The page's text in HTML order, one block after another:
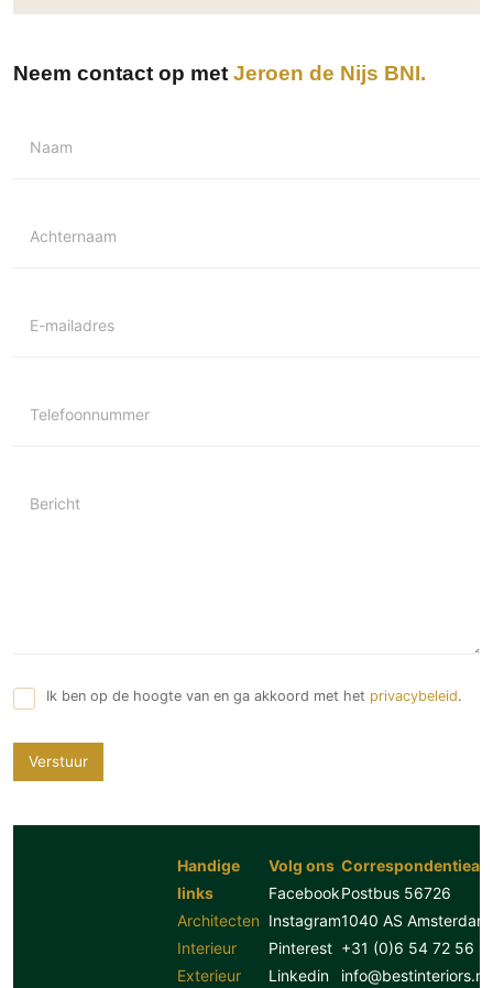
Neem contact op met Jeroen de Nijs BNI
Naam
Achternaam
E-mailadres
Telefoonnummer
Bericht
Ik ben op de hoogte van en ga akkoord met het privacybeleid.
Verstuur
Handige
links
Architecten
Interieur
Exterieur
Volg ons
Facebook
Instagram
Pinterest
Linkedin
Postbus 56726
1040 AS Amsterdam
+31 (0)6 54 72 56
info@bestinteriors.nl